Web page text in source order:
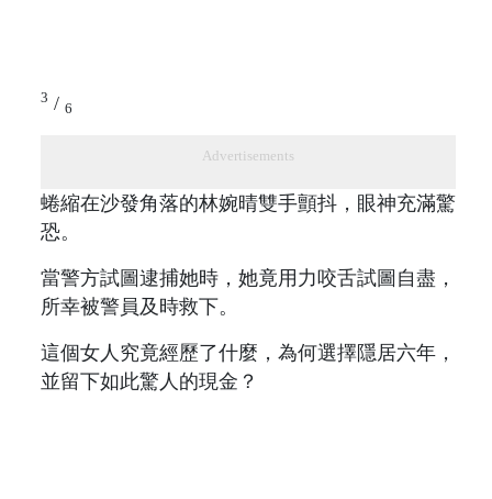
3 / 6
Advertisements
蜷縮在沙發角落的林婉晴雙手顫抖，眼神充滿驚
恐。
當警方試圖逮捕她時，她竟用力咬舌試圖自盡，
所幸被警員及時救下。
這個女人究竟經歷了什麼，為何選擇隱居六年，
並留下如此驚人的現金？